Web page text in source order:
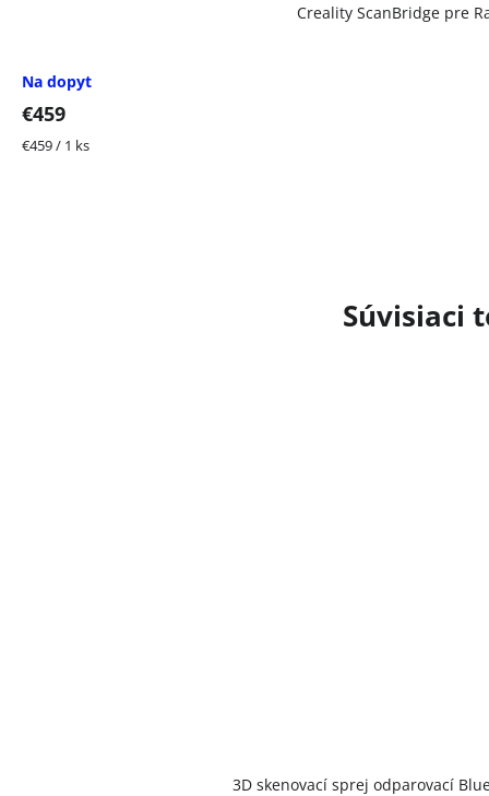
Súvisiaci
3D skenovací sprej odparovací
Creality ScanBridge pre
Na dopyt
€459
Jednotková
€459 / 1 ks